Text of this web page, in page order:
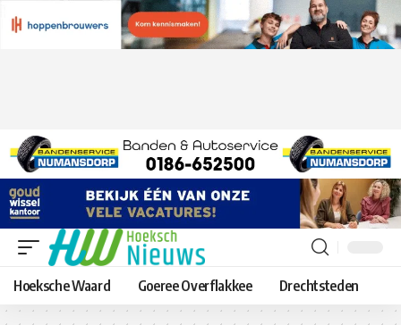
Hoeksche Waard Goeree Overflakkee Drechtsteden